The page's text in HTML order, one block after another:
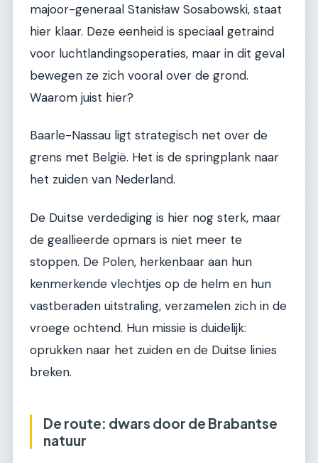
majoor-generaal Stanisław Sosabowski, staat
hier klaar. Deze eenheid is speciaal getraind
voor luchtlandingsoperaties, maar in dit geval
bewegen ze zich vooral over de grond.
Waarom juist hier?
Baarle-Nassau ligt strategisch net over de
grens met België. Het is de springplank naar
het zuiden van Nederland.
De Duitse verdediging is hier nog sterk, maar
de geallieerde opmars is niet meer te
stoppen. De Polen, herkenbaar aan hun
kenmerkende vlechtjes op de helm en hun
vastberaden uitstraling, verzamelen zich in de
vroege ochtend. Hun missie is duidelijk:
oprukken naar het zuiden en de Duitse linies
breken.
De route: dwars door de Brabantse
natuur